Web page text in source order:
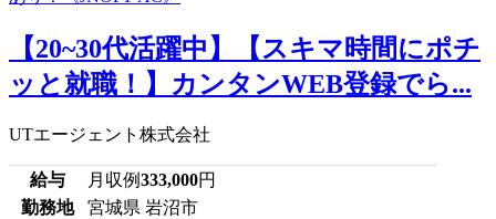
【20~30代活躍中】【スキマ時間にポチ
ッと就職！】カンタンWEB登録でら...
UTエージェント株式会社
給与 月収例333,000円
勤務地
宮城県 岩沼市